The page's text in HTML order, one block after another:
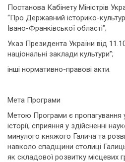
Постанова Кабінету Міністрів
“Про Державний історико-
Івано-Франківської області”;
Указ Президента України від
національні заклади культури”;
інші нормативно-правові акти.
Мета Програми
Метою Програми є пропагування
історії, сприяння у здійсненні
минулого княжого Галича та
навколо спадщини столиці
як складової розвитку місцевих